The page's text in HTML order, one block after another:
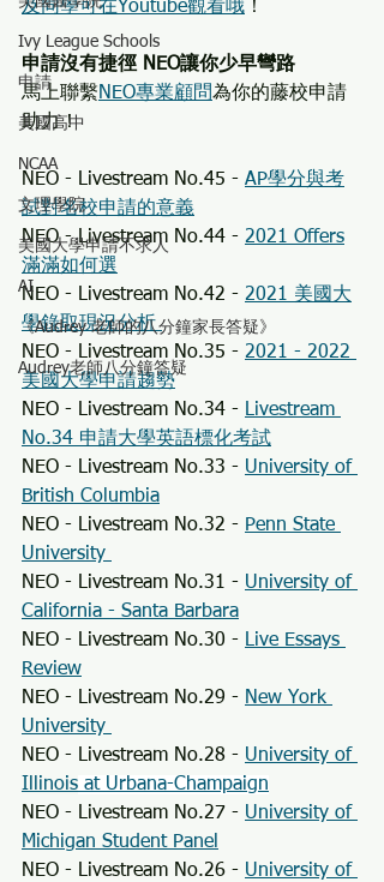
Ivy League Schools
申請
美國高中
NCAA
文理學院
美國大學申請不求人
AI
《Audrey 老師的八分鐘家長答疑》
Audrey老師八分鐘答疑
及同學可在Youtube觀看哦 ！
申請沒有捷徑 NEO讓你少早彎路
馬上聯繫 NEO專業顧問為你的藤校申請
助力！
NEO - Livestream No.45 - AP學分與考
試對名校申請的意義
NEO - Livestream No.44 - 2021 Offers
滿滿如何選
NEO - Livestream No.42 - 2021 美國大
學錄取現況分析
NEO - Livestream No.35 - 2021 - 2022
美國大學申請趨勢
NEO - Livestream No.34 - Livestream
No.34 申請大學英語標化考試
NEO - Livestream No.33 - University of
British Columbia
NEO - Livestream No.32 - Penn State
University
NEO - Livestream No.31 - University of
California - Santa Barbara
NEO - Livestream No.30 - Live Essays
Review
NEO - Livestream No.29 - New York
University
NEO - Livestream No.28 - University of
Illinois at Urbana-Champaign
NEO - Livestream No.27 - University of
Michigan Student Panel
NEO - Livestream No.26 - University of